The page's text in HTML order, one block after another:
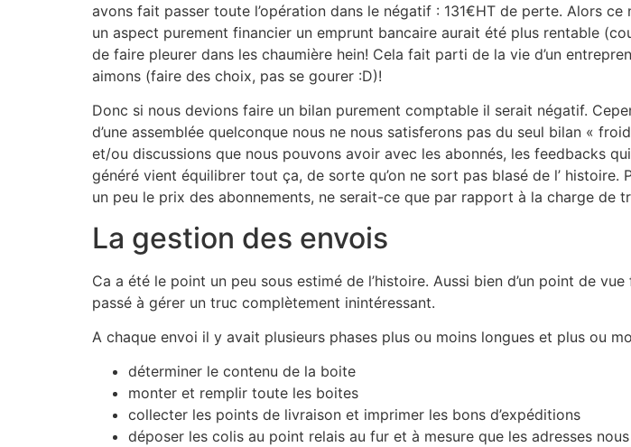
avons fait passer toute l’opération dans le négatif : 131€HT de perte. Alors
un aspect purement financier un emprunt bancaire aurait été plus rentable
de faire pleurer dans les chaumière hein! Cela fait parti de la vie d’un
aimons (faire des choix, pas se gourer :D)!
Donc si nous devions faire un bilan purement comptable il serait négatif.
d’une assemblée quelconque nous ne nous satisferons pas du seul bilan «
et/ou discussions que nous pouvons avoir avec les abonnés, les feedbacks
généré vient équilibrer tout ça, de sorte qu’on ne sort pas blasé de l’
un peu le prix des abonnements, ne serait-ce que par rapport à la charge de
La gestion des envois
Ca a été le point un peu sous estimé de l’histoire. Aussi bien d’un point de
passé à gérer un truc complètement inintéressant.
A chaque envoi il y avait plusieurs phases plus ou moins longues et plus ou
déterminer le contenu de la boite
monter et remplir toute les boites
collecter les points de livraison et imprimer les bons d’expéditions
déposer les colis au point relais au fur et à mesure que les adresses